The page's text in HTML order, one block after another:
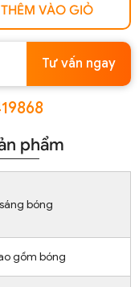
THÊM VÀO GIỎ
Tư vấn ngay
phẩm
bóng
gồm bóng